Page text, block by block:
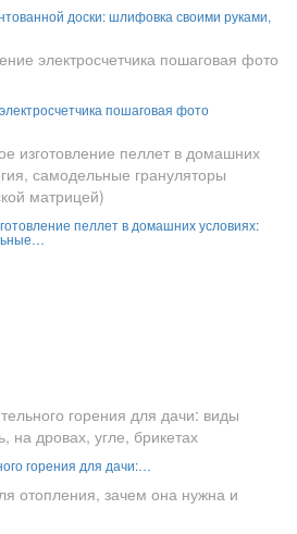
доски: шлифовка своими руками,
пошаговая фото
пеллет в домашних условиях:
горения для дачи:…